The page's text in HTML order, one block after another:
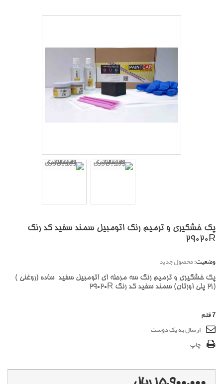
پک خشگیری و ترمیم رنگ اتومبیل سمند سفید کد رنگ
29020R
وضعیت:محصول جدید
پک خشگیری و ترمیم رنگ سه مرحله ای اتومبیل سفید ساده (روغنی )
(21 پلی اورتان) سمند سفید کد رنگ 29020R
7قلم
ارسال به یک دوست
چاپ